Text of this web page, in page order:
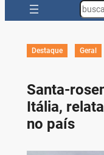
Destaque Geral
Santa-
Itália,
no país